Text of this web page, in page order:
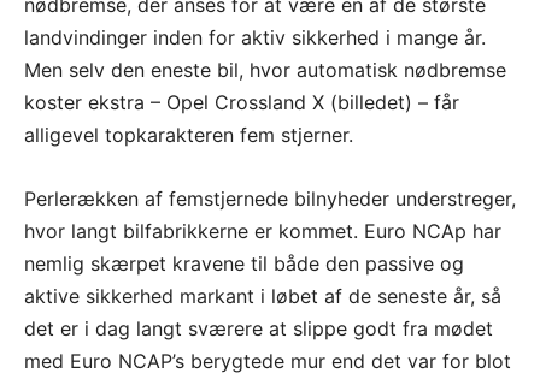
landvindinger inden for aktiv sikkerhed i mange år.
Men selv den eneste bil, hvor automatisk nødbremse
koster ekstra – Opel Crossland X (billedet) – får
alligevel topkarakteren fem stjerner.
Perlerækken af femstjernede bilnyheder understreger,
hvor langt bilfabrikkerne er kommet. Euro NCAp har
nemlig skærpet kravene til både den passive og
aktive sikkerhed markant i løbet af de seneste år, så
det er i dag langt sværere at slippe godt fra mødet
med Euro NCAP’s berygtede mur end det var for blot